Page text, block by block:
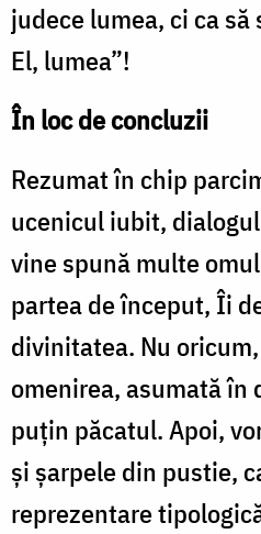
judece lumea, ci ca
El, lumea”!
În loc de concluzii
Rezumat în chip
ucenicul iubit,
vine spună multe
partea de început, Îi
divinitatea. Nu
omenirea, asumată în
puțin păcatul. Apoi,
și șarpele din pustie,
reprezentare